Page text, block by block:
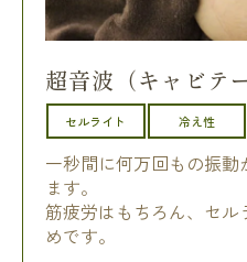
超音波（キャビテ
セルライト 冷え性
一秒間に何万回もの振
ます。
筋疲労はもちろん、セ
めです。